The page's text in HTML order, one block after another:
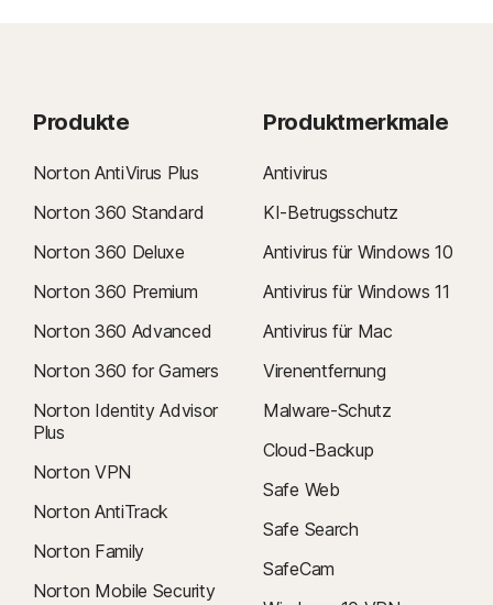
Produkte
Norton AntiVirus Plus
Norton 360 Standard
Norton 360 Deluxe
Norton 360 Premium
Norton 360 Advanced
Norton 360 for Gamers
Norton Identity Advisor
Plus
Norton VPN
Norton AntiTrack
Norton Family
Norton Mobile Security
Produktmerkmale
Antivirus
KI-Betrugsschutz
Antivirus für Windows 10
Antivirus für Windows 11
Antivirus für Mac
Virenentfernung
Malware-Schutz
Cloud-Backup
Safe Web
Safe Search
SafeCam